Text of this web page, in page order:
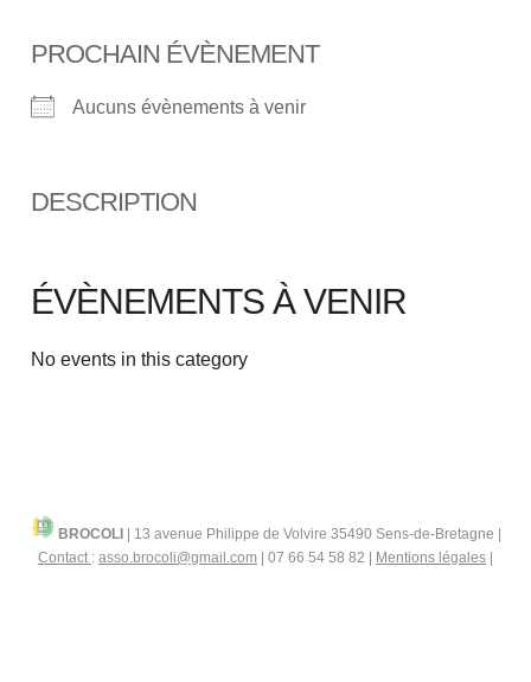
PROCHAIN ÉVÈNEMENT
Aucuns évènements à venir
DESCRIPTION
ÉVÈNEMENTS À VENIR
No events in this category
BROCOLI
13 avenue Philippe de Volvire 35490 Sens-de-Bretagne |
Contact : asso.brocoli@gmail.com | 07 66 54 58 82 | Mentions légales